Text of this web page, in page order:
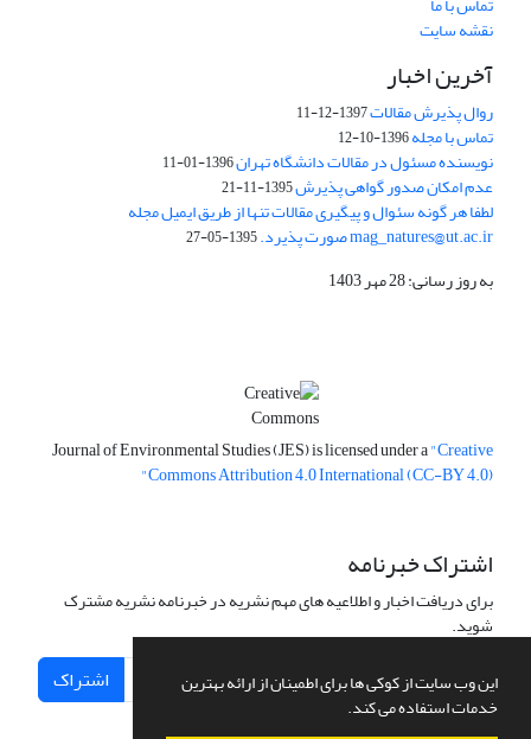
این وب سایت از کوکی ها برای اطمینان از ارائه بهترین
خدمات استفاده می کند.
نقشه سایت
آخرین اخبار
روال پذیرش مقالات1397-12-11
تماس با مجله1396-10-12
نویسنده مسئول در مقالات دانشگاه تهران1396-01-11
عدم امکان صدور گواهی پذیرش1395-11-21
لطفا هر گونه سئوال و پیگیری مقالات تنها از طریق ایمیل مجله
mag_natures@ut.ac.ir صورت پذیرد. 1395-05-27
به روز رسانی: 28 مهر 1403
Journal of Environmental Studies (JES) is licensed under a"Creative
Commons Attribution 4.0 International (CC-BY 4.0)"
اشتراک خبرنامه
برای دریافت اخبار و اطلاعیه های مهم نشریه در خبرنامه نشریه مشترک
شوید.
اشتراک